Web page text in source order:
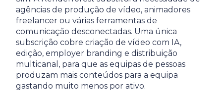
agências de produção de vídeo, animadores
freelancer ou várias ferramentas de
comunicação desconectadas. Uma única
subscrição cobre criação de vídeo com IA,
edição, employer branding e distribuição
multicanal, para que as equipas de pessoas
produzam mais conteúdos para a equipa
gastando muito menos por ativo.